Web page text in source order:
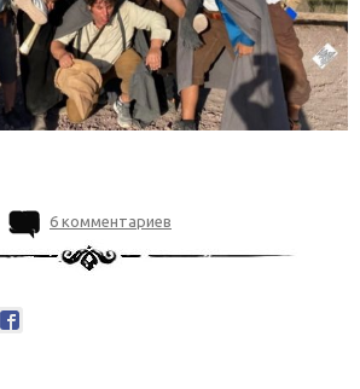
6 комментариев